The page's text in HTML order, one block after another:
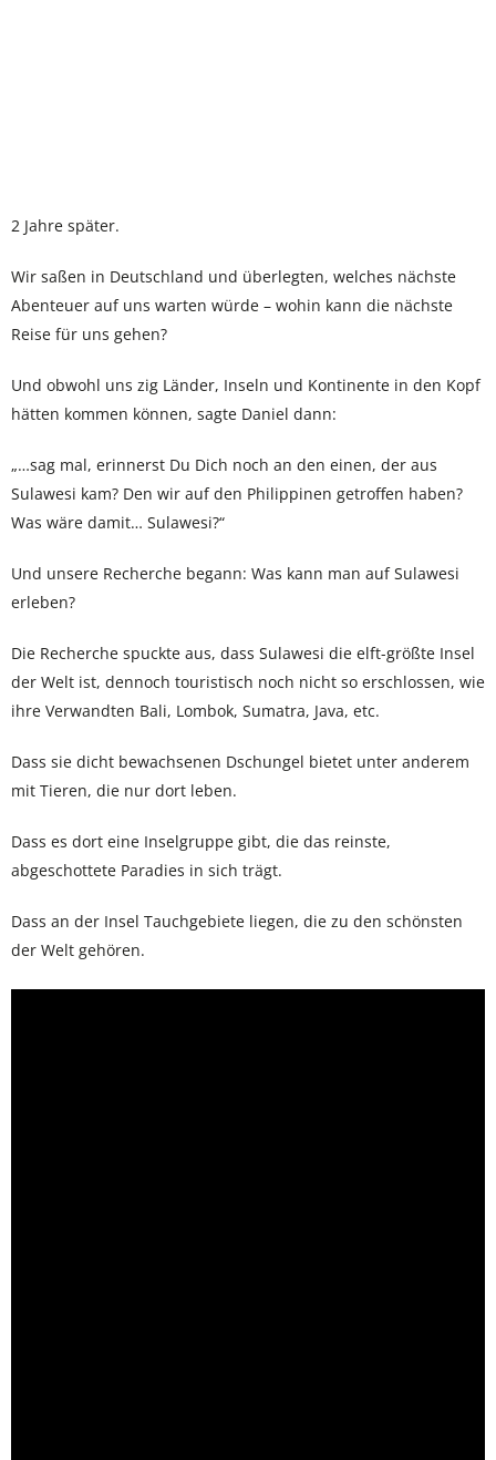
2 Jahre später.
Wir saßen in Deutschland und überlegten, welches nächste
Abenteuer auf uns warten würde – wohin kann die nächste
Reise für uns gehen?
Und obwohl uns zig Länder, Inseln und Kontinente in den Kopf
hätten kommen können, sagte Daniel dann:
„…sag mal, erinnerst Du Dich noch an den einen, der aus
Sulawesi kam? Den wir auf den Philippinen getroffen haben?
Was wäre damit… Sulawesi?“
Und unsere Recherche begann: Was kann man auf Sulawesi
erleben?
Die Recherche spuckte aus, dass Sulawesi die elft-größte Insel
der Welt ist, dennoch touristisch noch nicht so erschlossen, wie
ihre Verwandten Bali, Lombok, Sumatra, Java, etc.
Dass sie dicht bewachsenen Dschungel bietet unter anderem
mit Tieren, die nur dort leben.
Dass es dort eine Inselgruppe gibt, die das reinste,
abgeschottete Paradies in sich trägt.
Dass an der Insel Tauchgebiete liegen, die zu den schönsten
der Welt gehören.